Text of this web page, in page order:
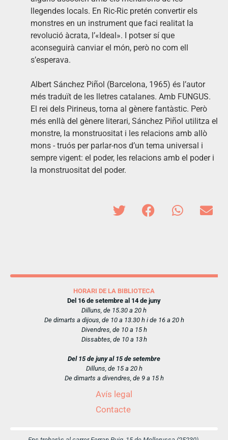
llegendes locals. En Ric-Ric pretén convertir els
monstres en un instrument que faci realitat la
revolució àcrata, l’«Ideal». I potser sí que
aconseguirà canviar el món, però no com ell
s’esperava.
Albert Sánchez Piñol (Barcelona, 1965) és l’autor
més traduït de les lletres catalanes. Amb FUNGUS.
El rei dels Pirineus, torna al gènere fantàstic. Però
més enllà del gènere literari, Sánchez Piñol utilitza el
monstre, la monstruositat i les relacions amb allò
mons - truós per parlar-nos d’un tema universal i
sempre vigent: el poder, les relacions amb el poder i
la monstruositat del poder.
HORARI DE LA BIBLIOTECA
Del 16 de setembre al 14 de juny
Dilluns, de 15.30 a 20 h
De dimarts a dijous, de 10 a 13.30 h i de 16 a 20 h
Divendres, de 10 a 15 h
Dissabtes, de 10 a 13 h
Del 15 de juny al 15 de setembre
Dilluns, de 15 a 20 h
De dimarts a divendres, de 9 a 15 h
Avís legal
Contacte